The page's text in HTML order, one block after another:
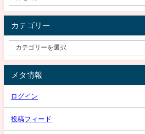
カテゴリー
メタ情報
ログイン
投稿フィード